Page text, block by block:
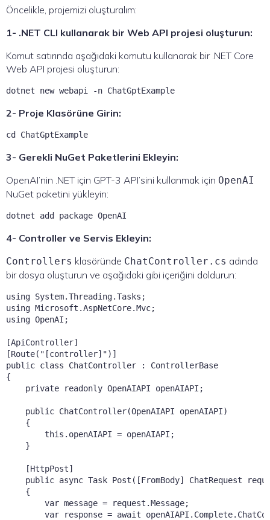
Öncelikle, projemizi oluşturalım:
1- .NET CLI kullanarak bir Web API projesi oluşturun:
Komut satırında aşağıdaki komutu kullanarak bir .NET Core
Web API projesi oluşturun:
dotnet new webapi -n ChatGptExample
2- Proje Klasörüne Girin:
cd ChatGptExample
3- Gerekli NuGet Paketlerini Ekleyin:
OpenAI’nin .NET için GPT-3 API’sini kullanmak için OpenAI
NuGet paketini yükleyin:
dotnet add package OpenAI
4- Controller ve Servis Ekleyin:
Controllers klasöründe ChatController.cs adında
bir dosya oluşturun ve aşağıdaki gibi içeriğini doldurun:
using System.Threading.Tasks;
using Microsoft.AspNetCore.Mvc;
using OpenAI;
[ApiController]
[Route("[controller]")]
public class ChatController : ControllerBase
{
    private readonly OpenAIAPI openAIAPI;
    public ChatController(OpenAIAPI openAIAPI)
    {
        this.openAIAPI = openAIAPI;
    }
    [HttpPost]
    public async Task
Post([FromBody] ChatRequest
    {
        var message = request.Message;
var response = await